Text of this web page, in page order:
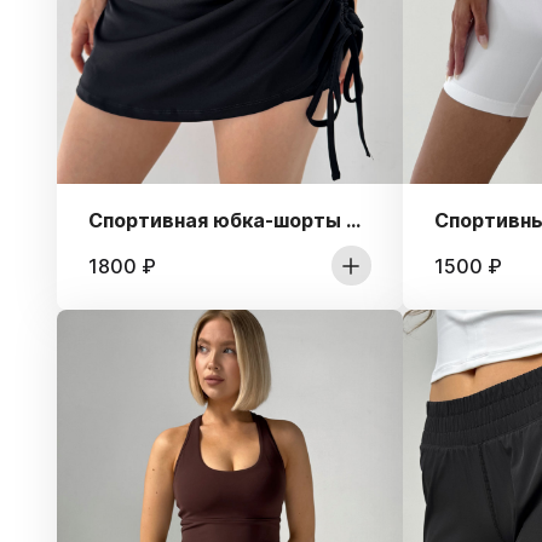
Спортивная юбка-шорты со сборкой на боку
1800 ₽ 1500 ₽